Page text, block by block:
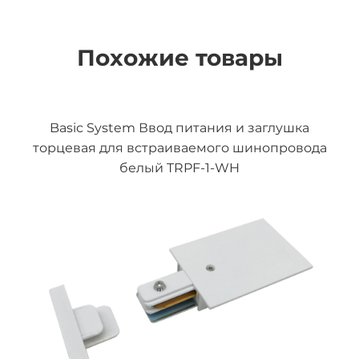
Похожие товары
Basic System Ввод питания и заглушка
торцевая для встраиваемого шинопровода
белый TRPF-1-WH